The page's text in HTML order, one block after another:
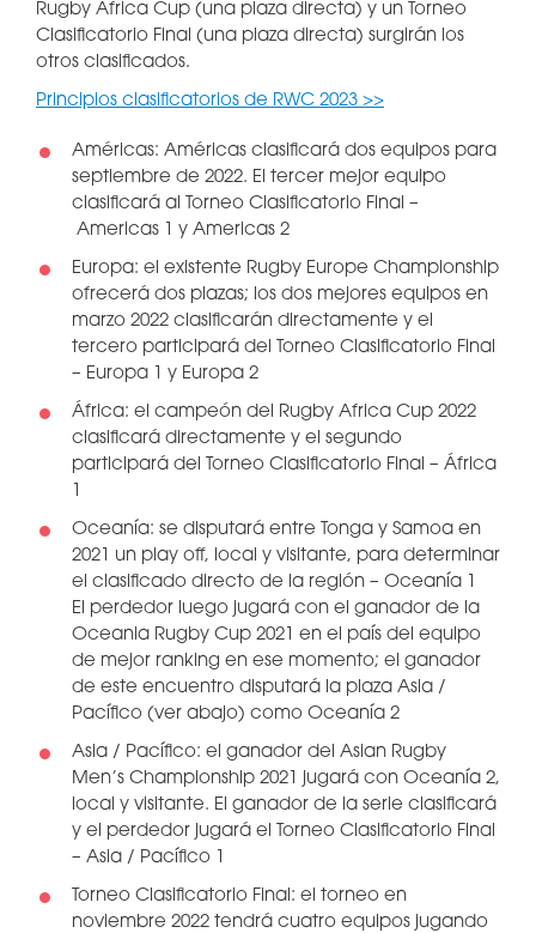
Rugby Africa Cup (una plaza directa) y un Torneo
Clasificatorio Final (una plaza directa) surgirán los
otros clasificados.
Principios clasificatorios de RWC 2023 >>
Américas: Américas clasificará dos equipos para
septiembre de 2022. El tercer mejor equipo
clasificará al Torneo Clasificatorio Final –
Americas 1 y Americas 2
Europa: el existente Rugby Europe Championship
ofrecerá dos plazas; los dos mejores equipos en
marzo 2022 clasificarán directamente y el
tercero participará del Torneo Clasificatorio Final
– Europa 1 y Europa 2
África: el campeón del Rugby Africa Cup 2022
clasificará directamente y el segundo
participará del Torneo Clasificatorio Final – África
1
Oceanía: se disputará entre Tonga y Samoa en
2021 un play off, local y visitante, para determinar
el clasificado directo de la región – Oceanía 1
El perdedor luego jugará con el ganador de la
Oceania Rugby Cup 2021 en el país del equipo
de mejor ranking en ese momento; el ganador
de este encuentro disputará la plaza Asia /
Pacífico (ver abajo) como Oceanía 2
Asia / Pacífico: el ganador del Asian Rugby
Men’s Championship 2021 jugará con Oceanía 2,
local y visitante. El ganador de la serie clasificará
y el perdedor jugará el Torneo Clasificatorio Final
– Asia / Pacífico 1
Torneo Clasificatorio Final: el torneo en
noviembre 2022 tendrá cuatro equipos jugando